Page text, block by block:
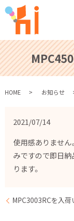
HOME お知らせ
2021/07/14
使用感ありませ
みですので即日
ります。
MPC3003RCを入荷